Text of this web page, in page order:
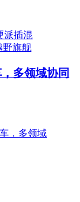
多领域协同